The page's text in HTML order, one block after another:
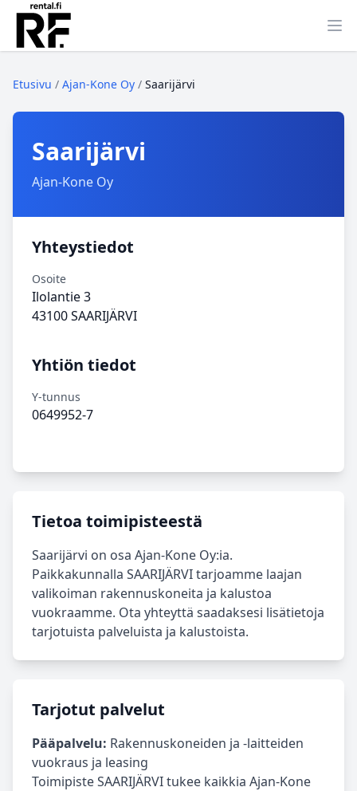
Etusivu / Ajan-Kone Oy / Saarijärvi
Saarijärvi
Ajan-Kone Oy
Yhteystiedot
Osoite
Ilolantie 3
43100 SAARIJÄRVI
Yhtiön tiedot
Y-tunnus
0649952-7
Tietoa toimipisteestä
Saarijärvi on osa Ajan-Kone Oy:ia.
Paikkakunnalla SAARIJÄRVI tarjoamme laajan
valikoiman rakennuskoneita ja kalustoa
vuokraamme. Ota yhteyttä saadaksesi lisätietoja
tarjotuista palveluista ja kalustoista.
Tarjotut palvelut
Pääpalvelu: Rakennuskoneiden ja -laitteiden
vuokraus ja leasing
Toimipiste SAARIJÄRVI tukee kaikkia Ajan-Kone